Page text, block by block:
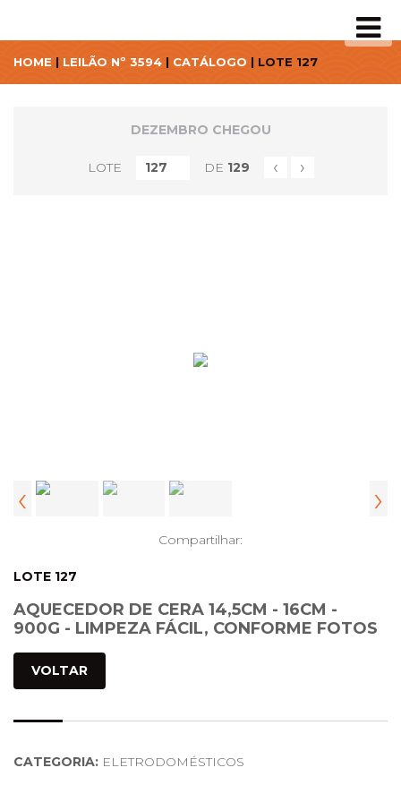
HOME | LEILÃO Nº 3594 | CATÁLOGO | LOTE 127
DEZEMBRO CHEGOU
LOTE DE 129 ‹ ›
‹ ›
Compartilhar:
LOTE 127
AQUECEDOR DE CERA 14,5CM - 16CM -
900G - LIMPEZA FÁCIL, CONFORME FOTOS
VOLTAR
CATEGORIA: ELETRODOMÉSTICOS